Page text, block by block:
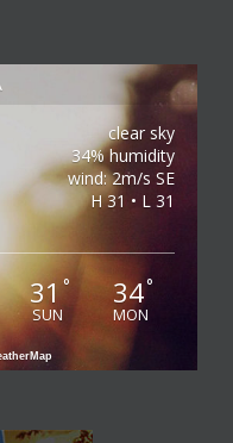
clear sky
34% humidity
wind: 2m/s SE
H 31 • L 31
31°
SUN
34°
MON